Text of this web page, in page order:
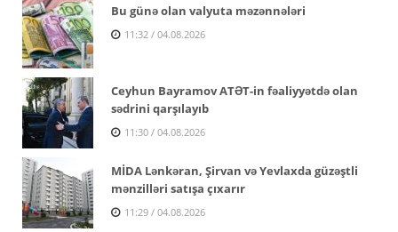
Bu günə olan valyuta məzənnələri
11:32 / 04.08.2026
Ceyhun Bayramov ATƏT-in fəaliyyətdə olan
sədrini qarşılayıb
11:30 / 04.08.2026
MİDA Lənkəran, Şirvan və Yevlaxda güzəştli
mənzilləri satışa çıxarır
11:29 / 04.08.2026